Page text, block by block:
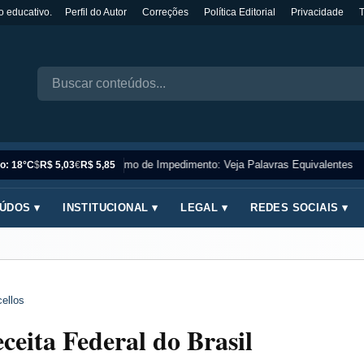
educativo. Perfil do Autor Correções Política Editorial Privacidade
18°C$R$ 5,03€R$ 5,85
Sinônimo de Impedimento: Veja Palavras Equivalentes
▾ INSTITUCIONAL ▾ LEGAL ▾ REDES SOCIAIS ▾
Federal do Brasil